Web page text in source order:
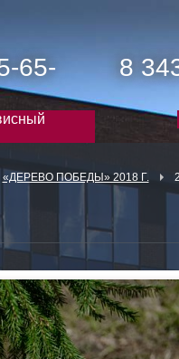
65-
8
«ДЕРЕВО ПОБЕДЫ» 2018 Г.